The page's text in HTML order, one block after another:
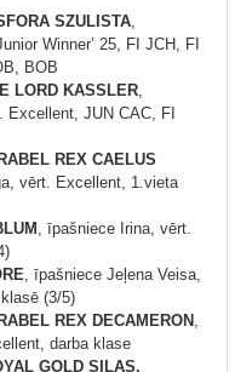
SZULISTA
Winner’ 25, FI JCH, FI
BOB
LORD KASSLER
JUN CAC, FI
REX CAELUS
vērt. Excellent, 1.vieta
, īpašniece Irina, vērt.
, īpašniece Jeļena Veisa,
(3/5)
REX DECAMERON
darba klase
GOLD SILAS,